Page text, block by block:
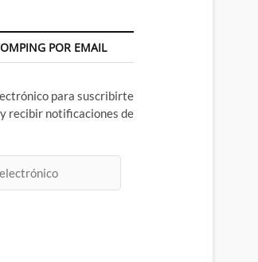
POR EMAIL
para suscribirte
recibir notificaciones de